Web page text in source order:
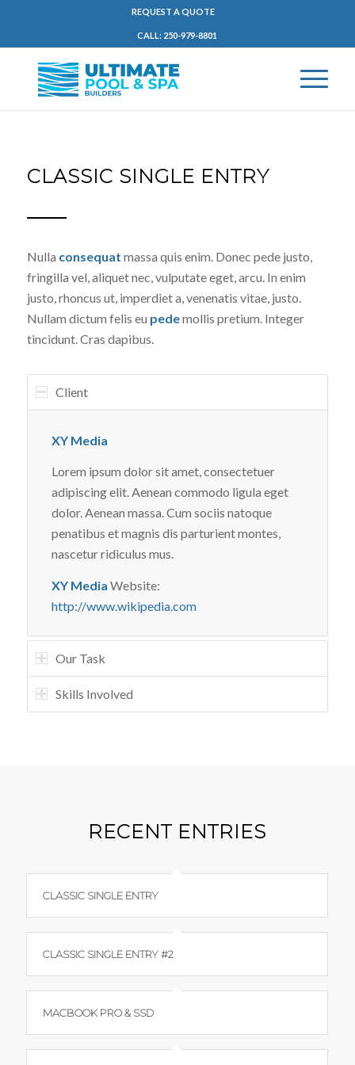
REQUEST A QUOTE
CALL: 250-979-8801
CLASSIC SINGLE ENTRY
Nulla consequat massa quis enim. Donec pede justo,
fringilla vel, aliquet nec, vulputate eget, arcu. In enim
justo, rhoncus ut, imperdiet a, venenatis vitae, justo.
Nullam dictum felis eu pedemollis pretium. Integer
tincidunt. Cras dapibus.
Client
XY Media
Lorem ipsum dolor sit amet, consectetuer
adipiscing elit. Aenean commodo ligula eget
dolor. Aenean massa. Cum sociis natoque
penatibus et magnis dis parturient montes,
nascetur ridiculus mus.
XY Media Website:
http://www.wikipedia.com
Our Task
Skills Involved
RECENT ENTRIES
CLASSIC SINGLE ENTRY
CLASSIC SINGLE ENTRY #2
MACBOOK PRO & SSD